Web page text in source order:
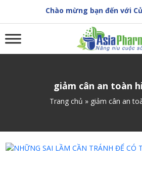
content
Chào mừng bạn đến với
giảm cân an toàn
Trang chủ » giảm cân an